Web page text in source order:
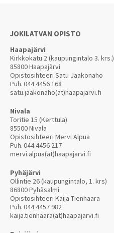
JOKILATVAN OPISTO
Haapajärvi
Kirkkokatu 2 (kaupungintalo 3. krs.)
85800 Haapajärvi
Opistosihteeri Satu Jaakonaho
Puh.044 4456 168
satu.jaakonaho(at)haapajarvi.fi
Nivala
Toritie 15 (Kerttula)
85500 Nivala
Opistosihteeri Mervi Alpua
Puh.044 4456 217
mervi.alpua(at)haapajarvi.fi
Pyhäjärvi
Ollintie 26 (kaupungintalo, 1. krs)
86800 Pyhäsalmi
Opistosihteeri Kaija Tienhaara
Puh.044 4457 982
kaija.tienhaara(at)haapajarvi.fi